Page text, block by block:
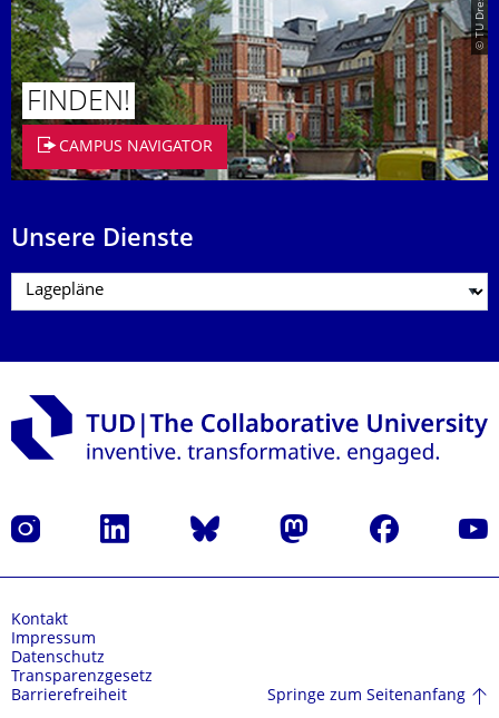
FINDEN!
CAMPUS NAVIGATOR
Unsere Dienste
Instagram LinkedIn Bluesky Mastodon Facebook
Kontakt
Impressum
Datenschutz
Transparenzgesetz
Barrierefreiheit
Springe zum Seitenanfang